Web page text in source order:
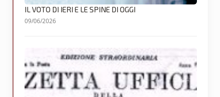
IL VOTO DI IERI E LE SPINE DI OGGI
09/06/2026